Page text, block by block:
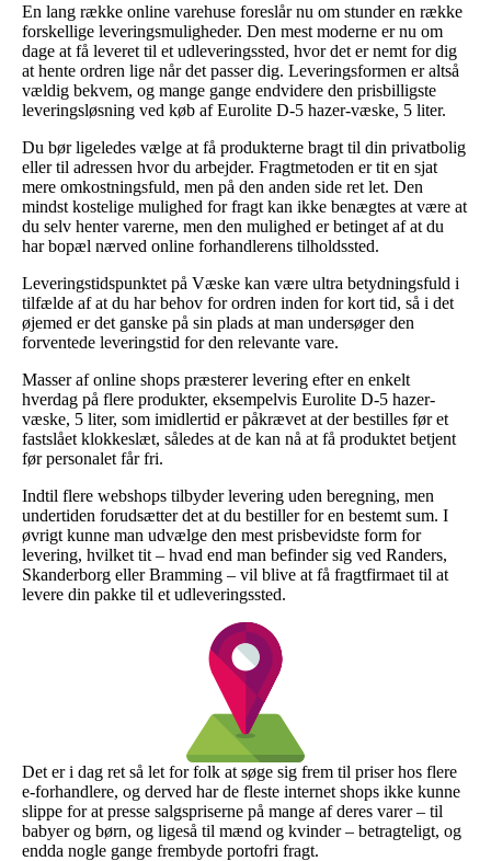
En lang række online varehuse foreslår nu om stunder en række
forskellige leveringsmuligheder. Den mest moderne er nu om
dage at få leveret til et udleveringssted, hvor det er nemt for dig
at hente ordren lige når det passer dig. Leveringsformen er altså
vældig bekvem, og mange gange endvidere den prisbilligste
leveringsløsning ved køb af Eurolite D-5 hazer-væske, 5 liter.
Du bør ligeledes vælge at få produkterne bragt til din privatbolig
eller til adressen hvor du arbejder. Fragtmetoden er tit en sjat
mere omkostningsfuld, men på den anden side ret let. Den
mindst kostelige mulighed for fragt kan ikke benægtes at være at
du selv henter varerne, men den mulighed er betinget af at du
har bopæl nærved online forhandlerens tilholdssted.
Leveringstidspunktet på Væske kan være ultra betydningsfuld i
tilfælde af at du har behov for ordren inden for kort tid, så i det
øjemed er det ganske på sin plads at man undersøger den
forventede leveringstid for den relevante vare.
Masser af online shops præsterer levering efter en enkelt
hverdag på flere produkter, eksempelvis Eurolite D-5 hazer-
væske, 5 liter, som imidlertid er påkrævet at der bestilles før et
fastslået klokkeslæt, således at de kan nå at få produktet betjent
før personalet får fri.
Indtil flere webshops tilbyder levering uden beregning, men
undertiden forudsætter det at du bestiller for en bestemt sum. I
øvrigt kunne man udvælge den mest prisbevidste form for
levering, hvilket tit – hvad end man befinder sig ved Randers,
Skanderborg eller Bramming – vil blive at få fragtfirmaet til at
levere din pakke til et udleveringssted.
Det er i dag ret så let for folk at søge sig frem til priser hos flere
e-forhandlere, og derved har de fleste internet shops ikke kunne
slippe for at presse salgspriserne på mange af deres varer – til
babyer og børn, og ligeså til mænd og kvinder – betragteligt, og
endda nogle gange frembyde portofri fragt.